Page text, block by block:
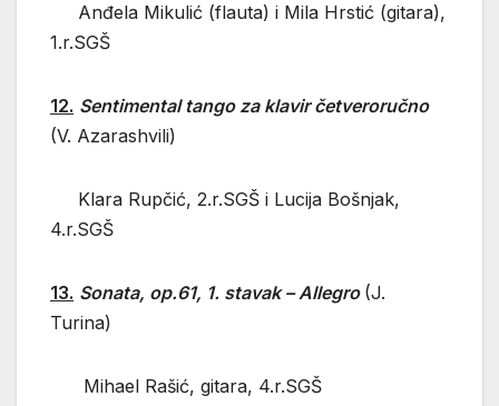
Anđela Mikulić (flauta) i Mila Hrstić (gitara),
1.r.SGŠ
12. Sentimental tango za klavir četveroručno
(V. Azarashvili)
Klara Rupčić, 2.r.SGŠ i Lucija Bošnjak,
4.r.SGŠ
13. Sonata, op.61, 1. stavak – Allegro (J.
Turina)
Mihael Rašić, gitara, 4.r.SGŠ